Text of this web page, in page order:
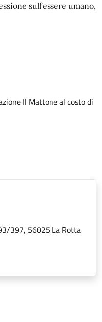
sull’essere umano,
Il Mattone al costo di
397, 56025 La Rotta